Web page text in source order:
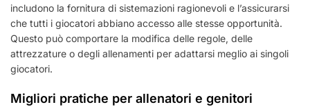
includono la fornitura di sistemazioni ragionevoli e l’assicurarsi
che tutti i giocatori abbiano accesso alle stesse opportunità.
Questo può comportare la modifica delle regole, delle
attrezzature o degli allenamenti per adattarsi meglio ai singoli
giocatori.
Migliori pratiche per allenatori e genitori